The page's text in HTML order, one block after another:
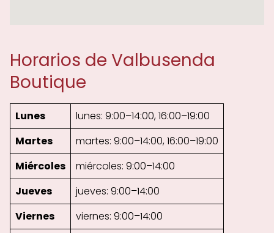
Horarios de Valbusenda
Boutique
Lunes
lunes: 9:00–14:00, 16:00–19:00
Martes
martes: 9:00–14:00, 16:00–19:00
Miércoles
miércoles: 9:00–14:00
Jueves
jueves: 9:00–14:00
Viernes
viernes: 9:00–14:00